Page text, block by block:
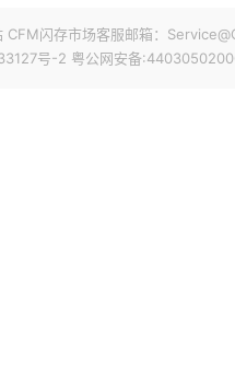
CFM闪存市场客服邮箱：
号-2 粤公网安备